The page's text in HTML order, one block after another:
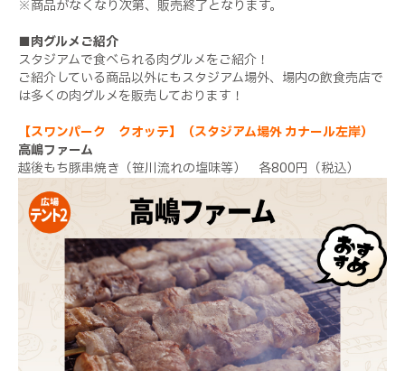
※商品がなくなり次第、販売終了となります。
■肉グルメご紹介
スタジアムで食べられる肉グルメをご紹介！
ご紹介している商品以外にもスタジアム場外、場内の飲食売店で
は多くの肉グルメを販売しております！
【スワンパーク クオッテ】（スタジアム場外 カナール左岸）
高嶋ファーム
越後もち豚串焼き（笹川流れの塩味等） 各800円（税込）